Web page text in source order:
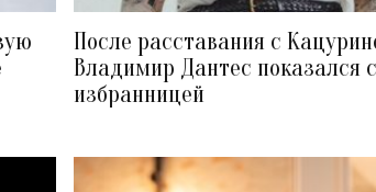
После расставания с
Владимир Дантес показался
избранницей